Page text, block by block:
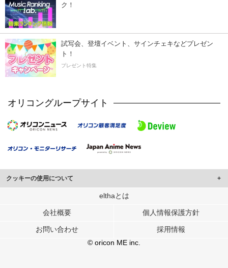
ク！
試写会、登壇イベント、サインチェキなどプレゼン
ト！
プレゼント特集
オリコングループサイト
クッキーの使用について
このサイトでは Cookie を使用して、ユーザーに合わせたコンテンツや広告の
行っています。
メディアや広告配信、データ解析の各パートナーに提供しています。
ユーザーが各パートナーのサービスを使用したときに収集した他の情報を組み
elthaとは
会社概要 個人情報保護方針
お問い合わせ
採用情報
© oricon ME inc.